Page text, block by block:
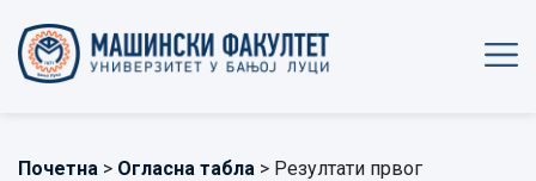
Почетна > Огласна табла > Резултати првог